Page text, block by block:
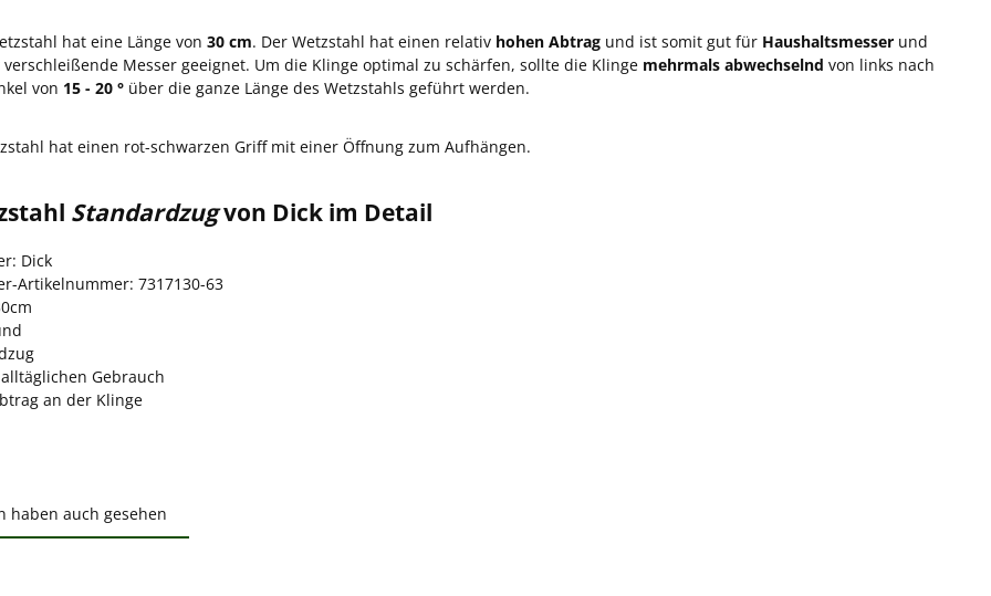
hat eine Länge von 30 cm. Der Wetzstahl hat einen relativ hohen Abtrag und ist somit gut für Haushaltsmesser und
Messer geeignet. Um die Klinge optimal zu schärfen, sollte die Klinge mehrmals abwechselnd von links nach
von 15 - 20 ° über die ganze Länge des Wetzstahls geführt werden.
hat einen rot-schwarzen Griff mit einer Öffnung zum Aufhängen.
Standardzugvon Dick im Detail
Dick
Artikelnummer: 7317130-63
Gebrauch
an der Klinge
haben auch gesehen